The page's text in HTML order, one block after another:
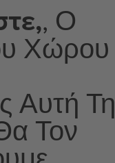
, Ο
Χώρου
Αυτή Τη
Τον